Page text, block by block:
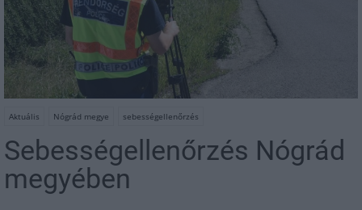
Aktuális Nógrád megye sebességellenőrzés
Sebességellenőrzés Nógrád
megyében